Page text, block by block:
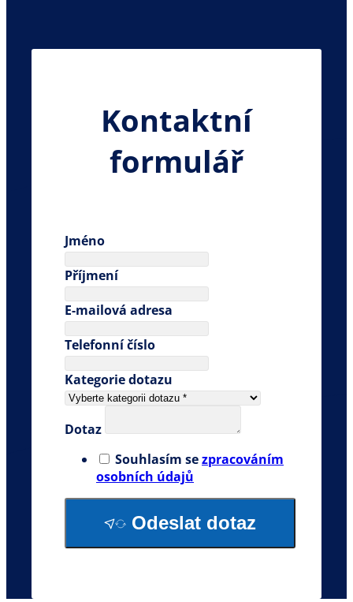
Kontaktní
formulář
Jméno
Příjmení
E-mailová adresa
Telefonní číslo
Kategorie dotazu
Dotaz
Souhlasím sezpracováním
osobních údajů
Odeslat dotaz